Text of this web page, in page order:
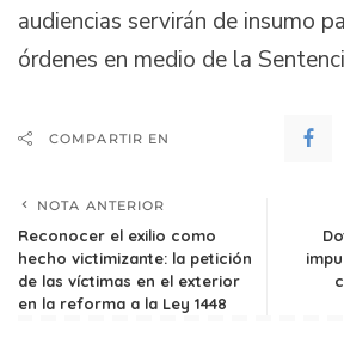
audiencias servirán de insumo
órdenes en medio de la
COMPARTIR EN
NOTA ANTERIOR
Reconocer el exilio como
hecho victimizante: la petición
de las víctimas en el exterior
en la reforma a la Ley 1448